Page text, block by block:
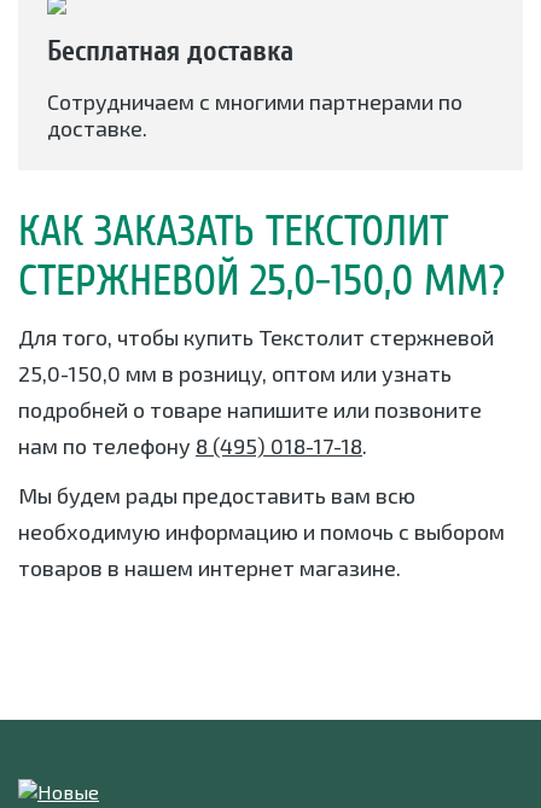
Бесплатная доставка
Сотрудничаем с многими партнерами по
доставке.
КАК ЗАКАЗАТЬ ТЕКСТОЛИТ
СТЕРЖНЕВОЙ 25,0-150,0 ММ?
Для того, чтобы купить Текстолит стержневой
25,0-150,0 мм в розницу, оптом или узнать
подробней о товаре напишите или позвоните
нам по телефону 8 (495) 018-17-18.
Мы будем рады предоставить вам всю
необходимую информацию и помочь с выбором
товаров в нашем интернет магазине.